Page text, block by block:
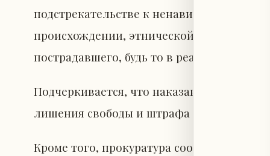
подстрекательстве к ненависти или
происхождении, этнической
пострадавшего, будь то в реальности или
Подчеркивается, что наказание за такие
лишения свободы и штрафа в размере 45
Кроме того, прокуратура сообщила, что